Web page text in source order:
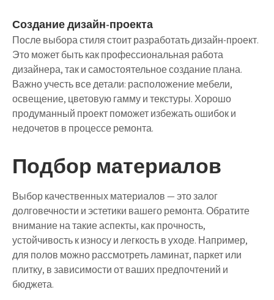
Создание дизайн-проекта
После выбора стиля стоит разработать дизайн-проект.
Это может быть как профессиональная работа
дизайнера, так и самостоятельное создание плана.
Важно учесть все детали: расположение мебели,
освещение, цветовую гамму и текстуры. Хорошо
продуманный проект поможет избежать ошибок и
недочетов в процессе ремонта.
Подбор материалов
Выбор качественных материалов — это залог
долговечности и эстетики вашего ремонта. Обратите
внимание на такие аспекты, как прочность,
устойчивость к износу и легкость в уходе. Например,
для полов можно рассмотреть ламинат, паркет или
плитку, в зависимости от ваших предпочтений и
бюджета.